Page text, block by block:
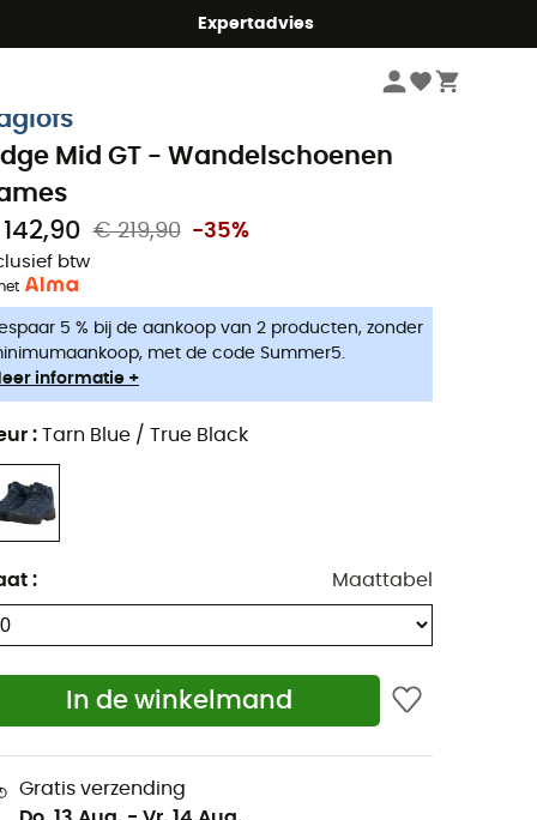
Expertadvies
Trekkingschoenen dames
Mid GT - Wandelschoenen
€ 219,90 -35%
btw
5 % bij de aankoop van 2 producten, zonder
met de code Summer5.
informatie +
: Tarn Blue / True Black
: Maattabel
In de winkelmand
Gratis verzending